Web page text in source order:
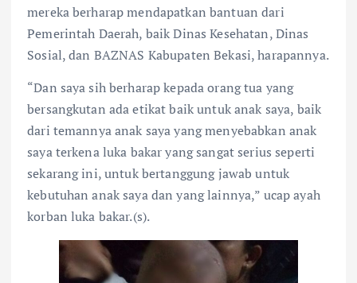
mereka berharap mendapatkan bantuan dari
Pemerintah Daerah, baik Dinas Kesehatan, Dinas
Sosial, dan BAZNAS Kabupaten Bekasi, harapannya.
“Dan saya sih berharap kepada orang tua yang
bersangkutan ada etikat baik untuk anak saya, baik
dari temannya anak saya yang menyebabkan anak
saya terkena luka bakar yang sangat serius seperti
sekarang ini, untuk bertanggung jawab untuk
kebutuhan anak saya dan yang lainnya,” ucap ayah
korban luka bakar.(s).